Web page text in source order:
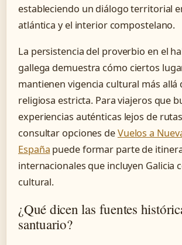
estableciendo un diálogo territorial
atlántica y el interior compostelano.
La persistencia del proverbio en el
gallega demuestra cómo ciertos
mantienen vigencia cultural más allá
religiosa estricta. Para viajeros que
experiencias auténticas lejos de
consultar opciones deVuelos a
España puede formar parte de
internacionales que incluyen Galicia
cultural.
¿Qué dicen las fuentes
santuario?